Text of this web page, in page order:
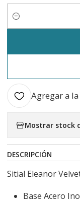
Cantidad
Agregar a
Mostrar stock
DESCRIPCIÓN
Sitial Eleanor
Base Acero